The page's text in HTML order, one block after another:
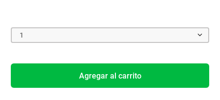
1
Agregar al carrito